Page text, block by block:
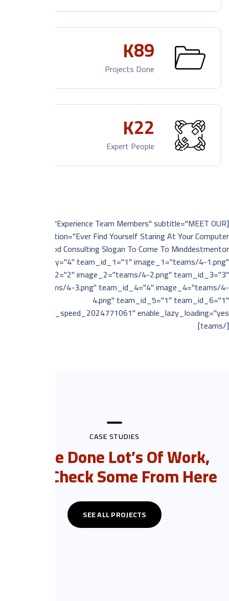
9
8
K
Projects Done
2
2
K
Expert People
[teams title="Experience Team Members" subtitle="MEET OUR
TEAM" description="Ever Find Yourself Staring At Your Computer
Screen A Good Consulting Slogan To Come To Minddestmentor
Area" quantity="4" team_id_1="1" image_1="teams/4-1.png"
team_id_2="2" image_2="teams/4-2.png" team_id_3="3"
image_3="teams/4-3.png" team_id_4="4" image_4="teams/4-
4.png" team_id_5="1" team_id_6="1"
[/teams]
CASE STUDIES
We’ve Done Lot’s Of Work,
Let’s Check Some From Here
SEE ALL PROJECTS